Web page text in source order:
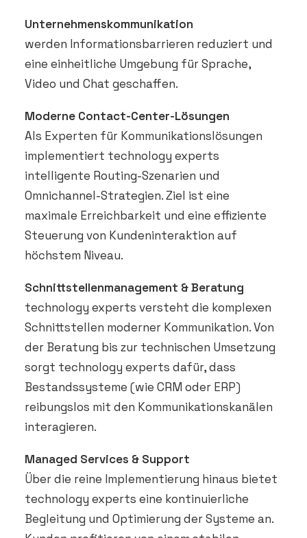
Unternehmenskommunikation
werden Informationsbarrieren reduziert und
eine einheitliche Umgebung für Sprache,
Video und Chat geschaffen.
Moderne Contact-Center-Lösungen
Als Experten für Kommunikationslösungen
implementiert technology experts
intelligente Routing-Szenarien und
Omnichannel-Strategien. Ziel ist eine
maximale Erreichbarkeit und eine effiziente
Steuerung von Kundeninteraktion auf
höchstem Niveau.
Schnittstellenmanagement & Beratung
technology experts versteht die komplexen
Schnittstellen moderner Kommunikation. Von
der Beratung bis zur technischen Umsetzung
sorgt technology experts dafür, dass
Bestandssysteme (wie CRM oder ERP)
reibungslos mit den Kommunikationskanälen
interagieren.
Managed Services & Support
Über die reine Implementierung hinaus bietet
technology experts eine kontinuierliche
Begleitung und Optimierung der Systeme an.